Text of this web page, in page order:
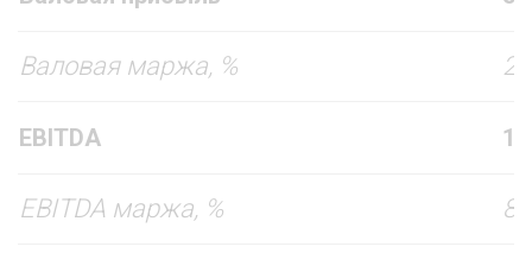
Валовая маржа, %
EBITDA
EBITDA маржа, %